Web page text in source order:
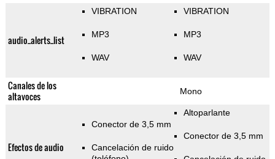
audio_alerts_list
VIBRATION
MP3
WAV
VIBRATION
MP3
WAV
Canales de los
altavoces
Mono
Efectos de audio
Conector de 3,5 mm
Cancelación de ruido
Altoparlante
Conector de 3,5 mm